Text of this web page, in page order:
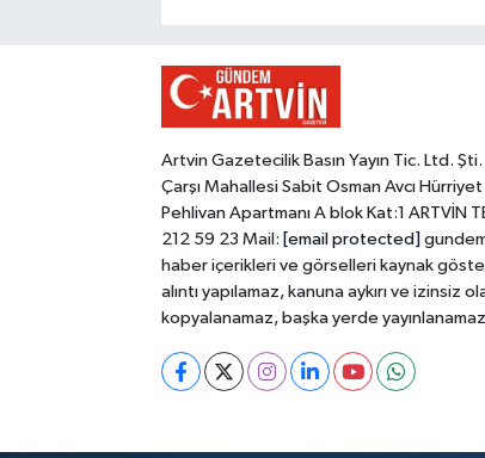
Artvin Gazetecilik Basın Yayın Tic. Ltd.
Çarşı Mahallesi Sabit Osman Avcı
Pehlivan Apartmanı A blok Kat:1 ARTVİN
212 59 23 Mail: [email protected]
haber içerikleri ve görselleri kaynak
alıntı yapılamaz, kanuna aykırı ve izinsiz
kopyalanamaz, başka yerde